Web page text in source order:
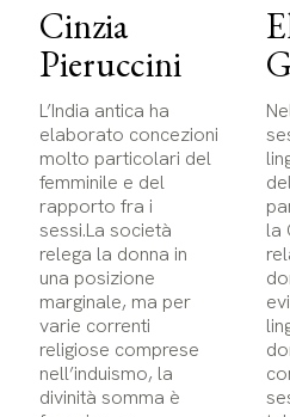
Cinzia
Pieruccini
L’India antica ha
elaborato concezioni
molto particolari del
femminile e del
rapporto fra i
sessi.La società
relega la donna in
una posizione
marginale, ma per
varie correnti
religiose comprese
nell’induismo, la
divinità somma è
la